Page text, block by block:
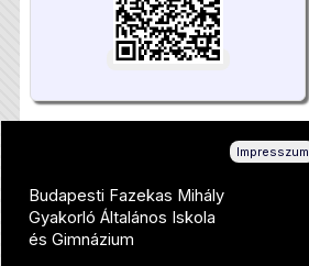
Impresszum
Budapesti Fazekas Mihály
Gyakorló Általános Iskola
és Gimnázium